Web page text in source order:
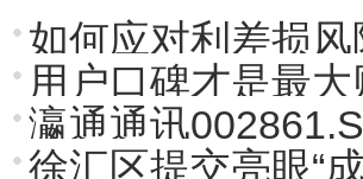
如何应对利差损
用户口碑才是最
瀛通通讯
徐汇区提交亮眼“